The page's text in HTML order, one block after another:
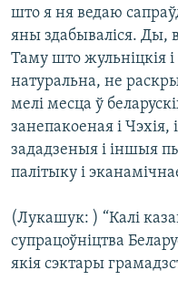
што я ня ведаю
яны здабываліся. Ды,
Таму што жульніцкія
натуральна, не
мелі месца ў
занепакоеная і Чэхія,
зададзеныя і іншыя
палітыку і
(Лукашук: ) “Калі
супрацоўніцтва
якія сэктары